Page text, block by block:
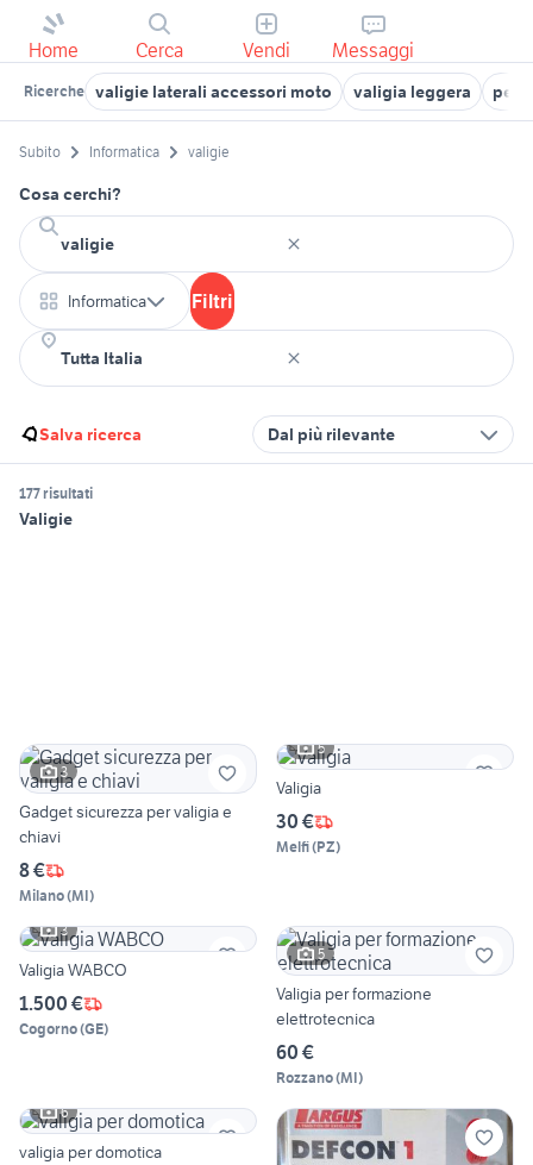
Home Cerca Vendi Messaggi
Ricerche valigie laterali accessori moto valigia leggera
Subito Informatica valigie
Cosa cerchi?
Informatica Filtri
Salva ricerca Dal più rilevante
177 risultati
Valigie
3
Gadget sicurezza per valigia e
chiavi
8 €
Milano(MI)
5
Valigia
30 €
Melfi(PZ)
3
Valigia WABCO
1.500 €
Cogorno(GE)
5
Valigia per formazione
elettrotecnica
60 €
Rozzano(MI)
6
valigia per domotica